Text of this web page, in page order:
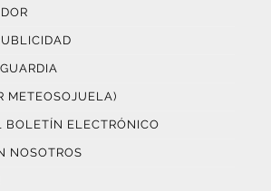
METEOSOJUELA)
BOLETÍN ELECTRÓNICO
NOSOTROS